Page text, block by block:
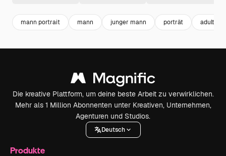
mann portrait mann junger mann porträt adult
Die kreative Plattform, um deine beste Arbeit zu verwirklichen.
Mehr als 1 Million Abonnenten unter Kreativen, Unternehmen,
Agenturen und Studios.
Deutsch
Produkte